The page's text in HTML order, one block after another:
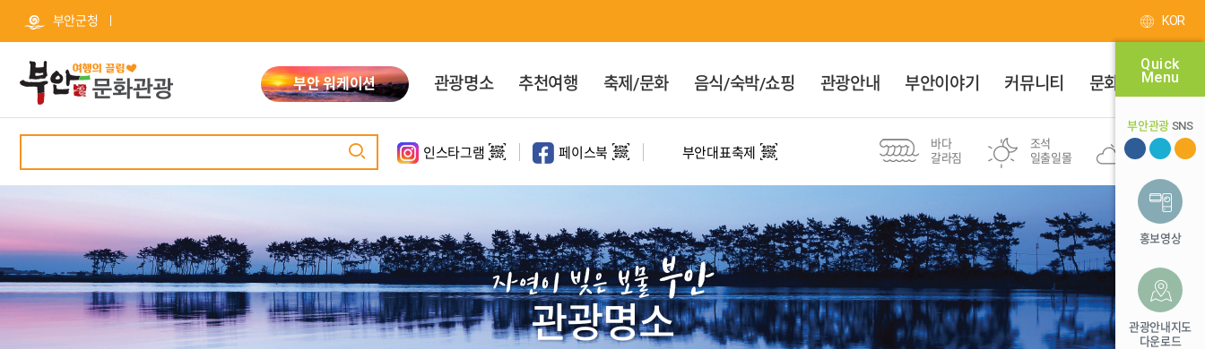
바
뉴
부안군청 KOR
부안 워케이션 관광명소
관광명소 대표 관광지 문화·체험시설 정원 새만금권역 변산8경
마실길 해수욕장 영상촬영명소 위도
유네스코
세계지질공원
추천여행
추천여행 홍보영상
홍보영상
코스여행
사계절코스
반일코스
1일코스
2일코스
드라이브 코스
테마여행
문화여행
속살여행
체험여행
섬여행
투어여행
스탬프투어
전북투어패스
도보여행
마실길
등산
바다 낚시 포인트
축제/문화 음식/숙박/쇼핑 관광안내 부안이야기 커뮤니티 문화달력
인스타그램 페이스북 부안대표축제
바다
갈라짐
조석
일출일몰
부안군
31℃
Quick
Menu
부안관광 SNS
홍보영상
관광안내지도
다운로드
자연이 빚은 보물부안
관광명소